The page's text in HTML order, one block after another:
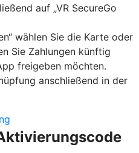
auf „VR SecureGo
wählen Sie die Karte oder
Sie Zahlungen künftig
freigeben möchten.
anschließend in der